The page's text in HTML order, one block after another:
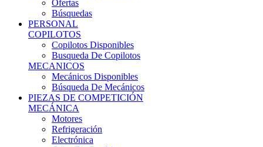
PERSONAL
COPILOTOS
Copilotos Disponibles
Busqueda De Copilotos
MECANICOS
Mecánicos Disponibles
Búsqueda De Mecánicos
PIEZAS DE COMPETICIÓN
MECÁNICA
Motores
Refrigeración
Electrónica
Cajas De Cambio